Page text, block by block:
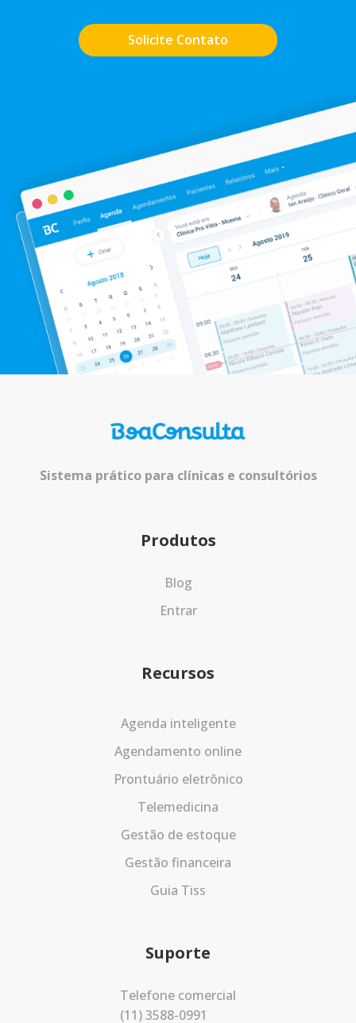
Solicite Contato
Sistema prático para clínicas e consultórios
Produtos
Blog
Entrar
Recursos
Agenda inteligente
Agendamento online
Prontuário eletrônico
Telemedicina
Gestão de estoque
Gestão financeira
Guia Tiss
Suporte
Telefone comercial
(11) 3588-0991